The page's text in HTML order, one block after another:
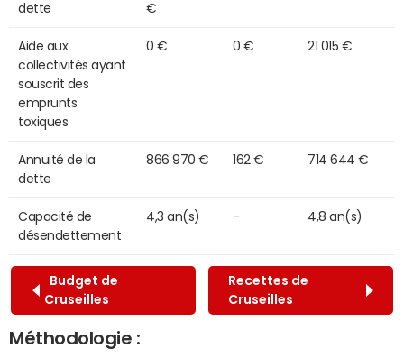
dette
€
Aide aux
collectivités ayant
souscrit des
emprunts
toxiques
0 € 0 € 21 015 €
Annuité de la
dette
866 970 € 162 € 714 644 €
Capacité de
désendettement
4,3 an(s) - 4,8 an(s)
Budget de
Cruseilles
Recettes de
Cruseilles
Méthodologie :